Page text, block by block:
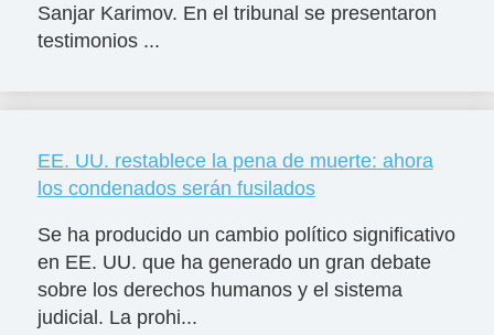
Sanjar Karimov. En el tribunal se presentaron
testimonios ...
EE. UU. restablece la pena de muerte: ahora
los condenados serán fusilados
Se ha producido un cambio político significativo
en EE. UU. que ha generado un gran debate
sobre los derechos humanos y el sistema
judicial. La prohi...